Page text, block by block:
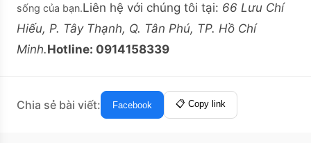
sống của bạn.Liên hệ với chúng tôi tại: 66 Lưu Chí
Hiếu, P. Tây Thạnh, Q. Tân Phú, TP. Hồ Chí
Minh.Hotline: 0914158339
Chia sẻ bài viết: Facebook 📋 Copy link